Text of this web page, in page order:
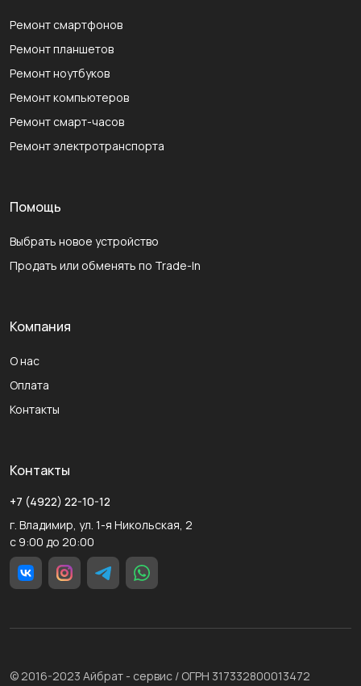
Ремонт смартфонов
Ремонт планшетов
Ремонт ноутбуков
Ремонт компьютеров
Ремонт смарт-часов
Ремонт электротранспорта
Помощь
Выбрать новое устройство
Продать или обменять по Trade-In
Компания
О нас
Оплата
Контакты
Контакты
+7 (4922) 22-10-12
г. Владимир, ул. 1-я Никольская, 2
с 9:00 до 20:00
© 2016-2023 Айбрат - сервис / ОГРН 317332800013472